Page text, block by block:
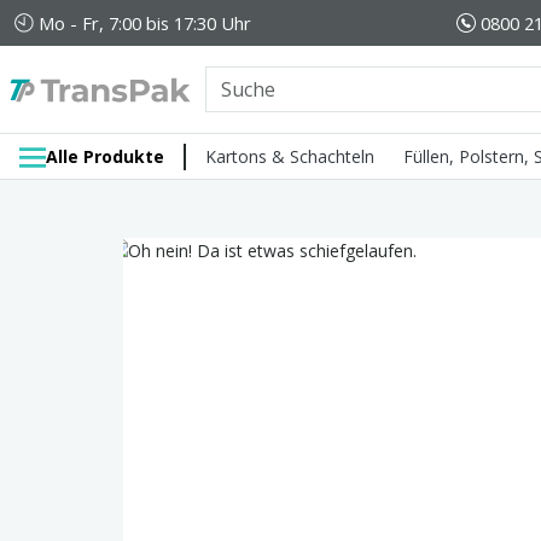
Mo - Fr, 7:00 bis 17:30 Uhr 0800
Alle Produkte Kartons & Schachteln Füllen, Polstern,